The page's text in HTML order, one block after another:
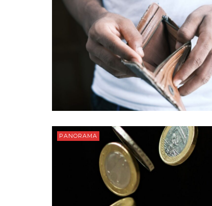
PANORAMA